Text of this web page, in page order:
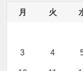
月 火
3 4